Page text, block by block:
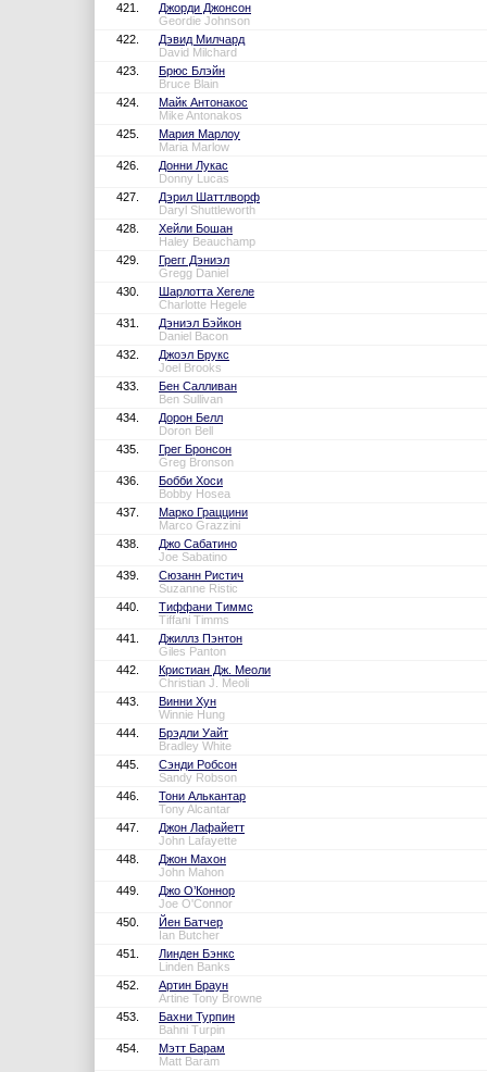
421.
Джорди Джонсон
Geordie Johnson
422.
Дэвид Милчард
David Milchard
423.
Брюс Блэйн
Bruce Blain
424.
Майк Антонакос
Mike Antonakos
425.
Мария Марлоу
Maria Marlow
426.
Донни Лукас
Donny Lucas
427.
Дэрил Шаттлворф
Daryl Shuttleworth
428.
Хейли Бошан
Haley Beauchamp
429.
Грегг Дэниэл
Gregg Daniel
430.
Шарлотта Хегеле
Charlotte Hegele
431.
Дэниэл Бэйкон
Daniel Bacon
432.
Джоэл Брукс
Joel Brooks
433.
Бен Салливан
Ben Sullivan
434.
Дорон Белл
Doron Bell
435.
Грег Бронсон
Greg Bronson
436.
Бобби Хоси
Bobby Hosea
437.
Марко Граццини
Marco Grazzini
438.
Джо Сабатино
Joe Sabatino
439.
Сюзанн Ристич
Suzanne Ristic
440.
Тиффани Тиммс
Tiffani Timms
441.
Джиллз Пэнтон
Giles Panton
442.
Кристиан Дж. Меоли
Christian J. Meoli
443.
Винни Хун
Winnie Hung
444.
Брэдли Уайт
Bradley White
445.
Сэнди Робсон
Sandy Robson
446.
Тони Алькантар
Tony Alcantar
447.
Джон Лафайетт
John Lafayette
448.
Джон Махон
John Mahon
449.
Джо О’Коннор
Joe O'Connor
450.
Йен Батчер
Ian Butcher
451.
Линден Бэнкс
Linden Banks
452.
Артин Браун
Artine Tony Browne
453.
Бахни Турпин
Bahni Turpin
454.
Мэтт Барам
Matt Baram